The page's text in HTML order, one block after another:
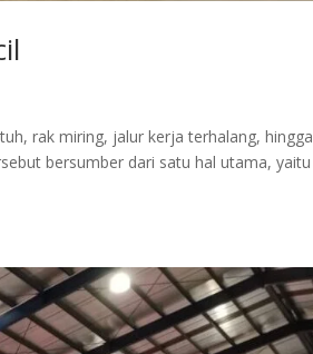
rak miring, jalur kerja terhalang, hingga
bersumber dari satu hal utama, yaitu